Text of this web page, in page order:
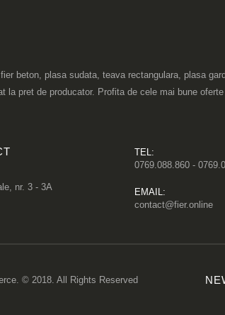
beton, plasa sudata, teava rectangulara, plasa
la pret de producator. Profita de cele mai bune
nr. 3 - 3A
TEL:
0769.088.860 -
EMAIL:
contact@fier.online
© 2018. All Rights Reserved